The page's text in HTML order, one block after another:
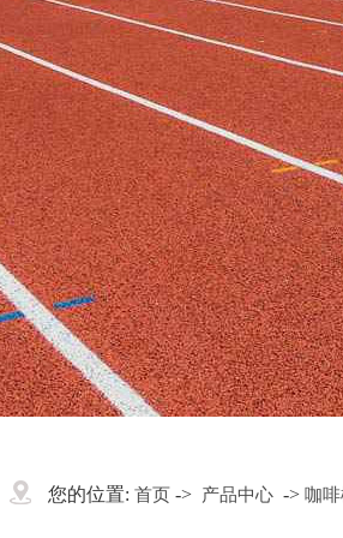
您的位置: 首页 -> 产品中心 -> 咖